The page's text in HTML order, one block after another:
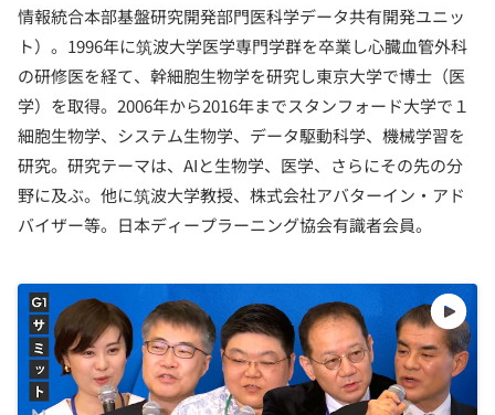
情報統合本部基盤研究開発部門医科学データ共有開発ユニッ
ト）。1996年に筑波大学医学専門学群を卒業し心臓血管外科
の研修医を経て、幹細胞生物学を研究し東京大学で博士（医
学）を取得。2006年から2016年までスタンフォード大学で１
細胞生物学、システム生物学、データ駆動科学、機械学習を
研究。研究テーマは、AIと生物学、医学、さらにその先の分
野に及ぶ。他に筑波大学教授、株式会社アバターイン・アド
バイザー等。日本ディープラーニング協会有識者会員。